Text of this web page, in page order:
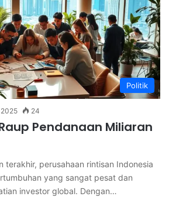
Politik
2025 24
Pendanaan Miliaran
terakhir, perusahaan rintisan Indonesia
yang sangat pesat dan
investor global. Dengan…